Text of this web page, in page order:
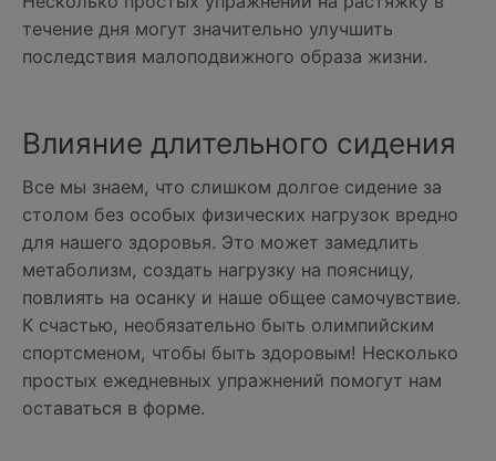
течение дня могут значительно улучшить
последствия малоподвижного образа жизни.
Влияние длительного сидения
Все мы знаем, что слишком долгое сидение за
столом без особых физических нагрузок вредно
для нашего здоровья. Это может замедлить
метаболизм, создать нагрузку на поясницу,
повлиять на осанку и наше общее самочувствие.
К счастью, необязательно быть олимпийским
спортсменом, чтобы быть здоровым! Несколько
простых ежедневных упражнений помогут нам
оставаться в форме.